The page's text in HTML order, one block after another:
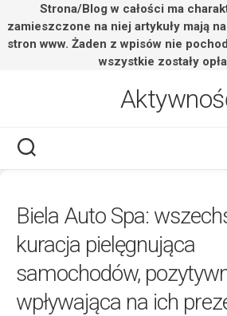
Strona/Blog w całości ma
zamieszczone na niej artykuły mają
stron www. Żaden z wpisów nie
wszystkie zostały
Biela Auto Spa:
kuracja pielęgnująca
samochodów,
wpływająca na ich